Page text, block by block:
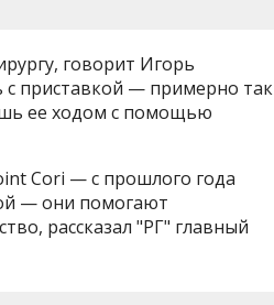
говорит Игорь
приставкой — примерно так
ее ходом с помощью
Cori — с прошлого года
— они помогают
рассказал "РГ" главный